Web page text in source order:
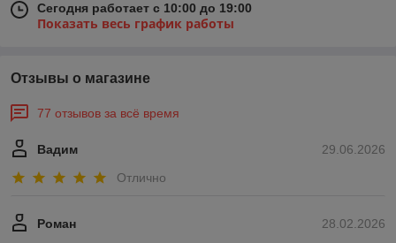
Сегодня работает с 10:00 до 19:00
Показать весь график работы
Отзывы о магазине
77 отзывов за всё время
29.06.2026
Вадим
Отлично
28.02.2026
Роман